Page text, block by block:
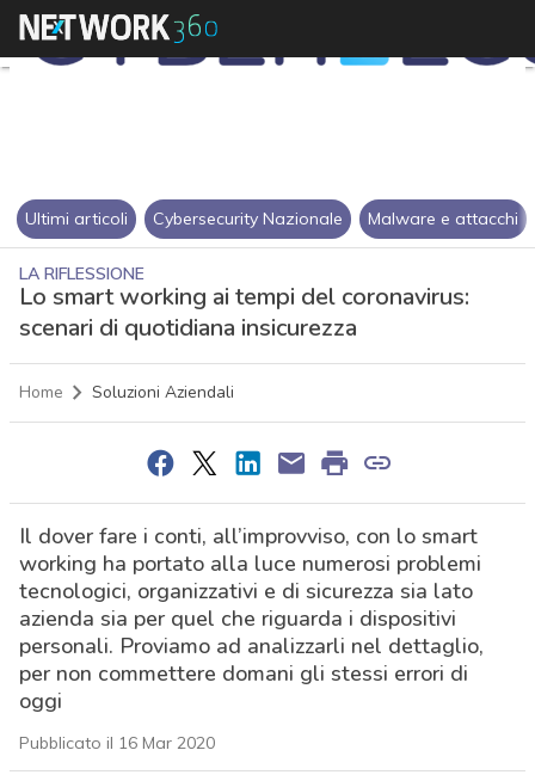
Ultimi articoli Cybersecurity Nazionale Malware e attacchi
LA RIFLESSIONE
Lo smart working ai tempi del coronavirus:
scenari di quotidiana insicurezza
Home Soluzioni Aziendali
Il dover fare i conti, all’improvviso, con lo smart
working ha portato alla luce numerosi problemi
tecnologici, organizzativi e di sicurezza sia lato
azienda sia per quel che riguarda i dispositivi
personali. Proviamo ad analizzarli nel dettaglio,
per non commettere domani gli stessi errori di
oggi
Pubblicato il 16 Mar 2020